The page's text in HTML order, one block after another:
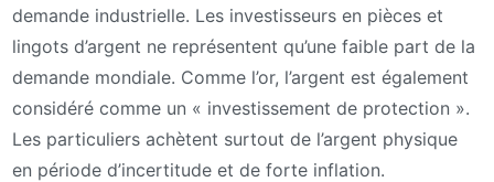
demande industrielle. Les investisseurs en pièces et
lingots d’argent ne représentent qu’une faible part de la
demande mondiale. Comme l’or, l’argent est également
considéré comme un « investissement de protection ».
Les particuliers achètent surtout de l’argent physique
en période d’incertitude et de forte inflation.